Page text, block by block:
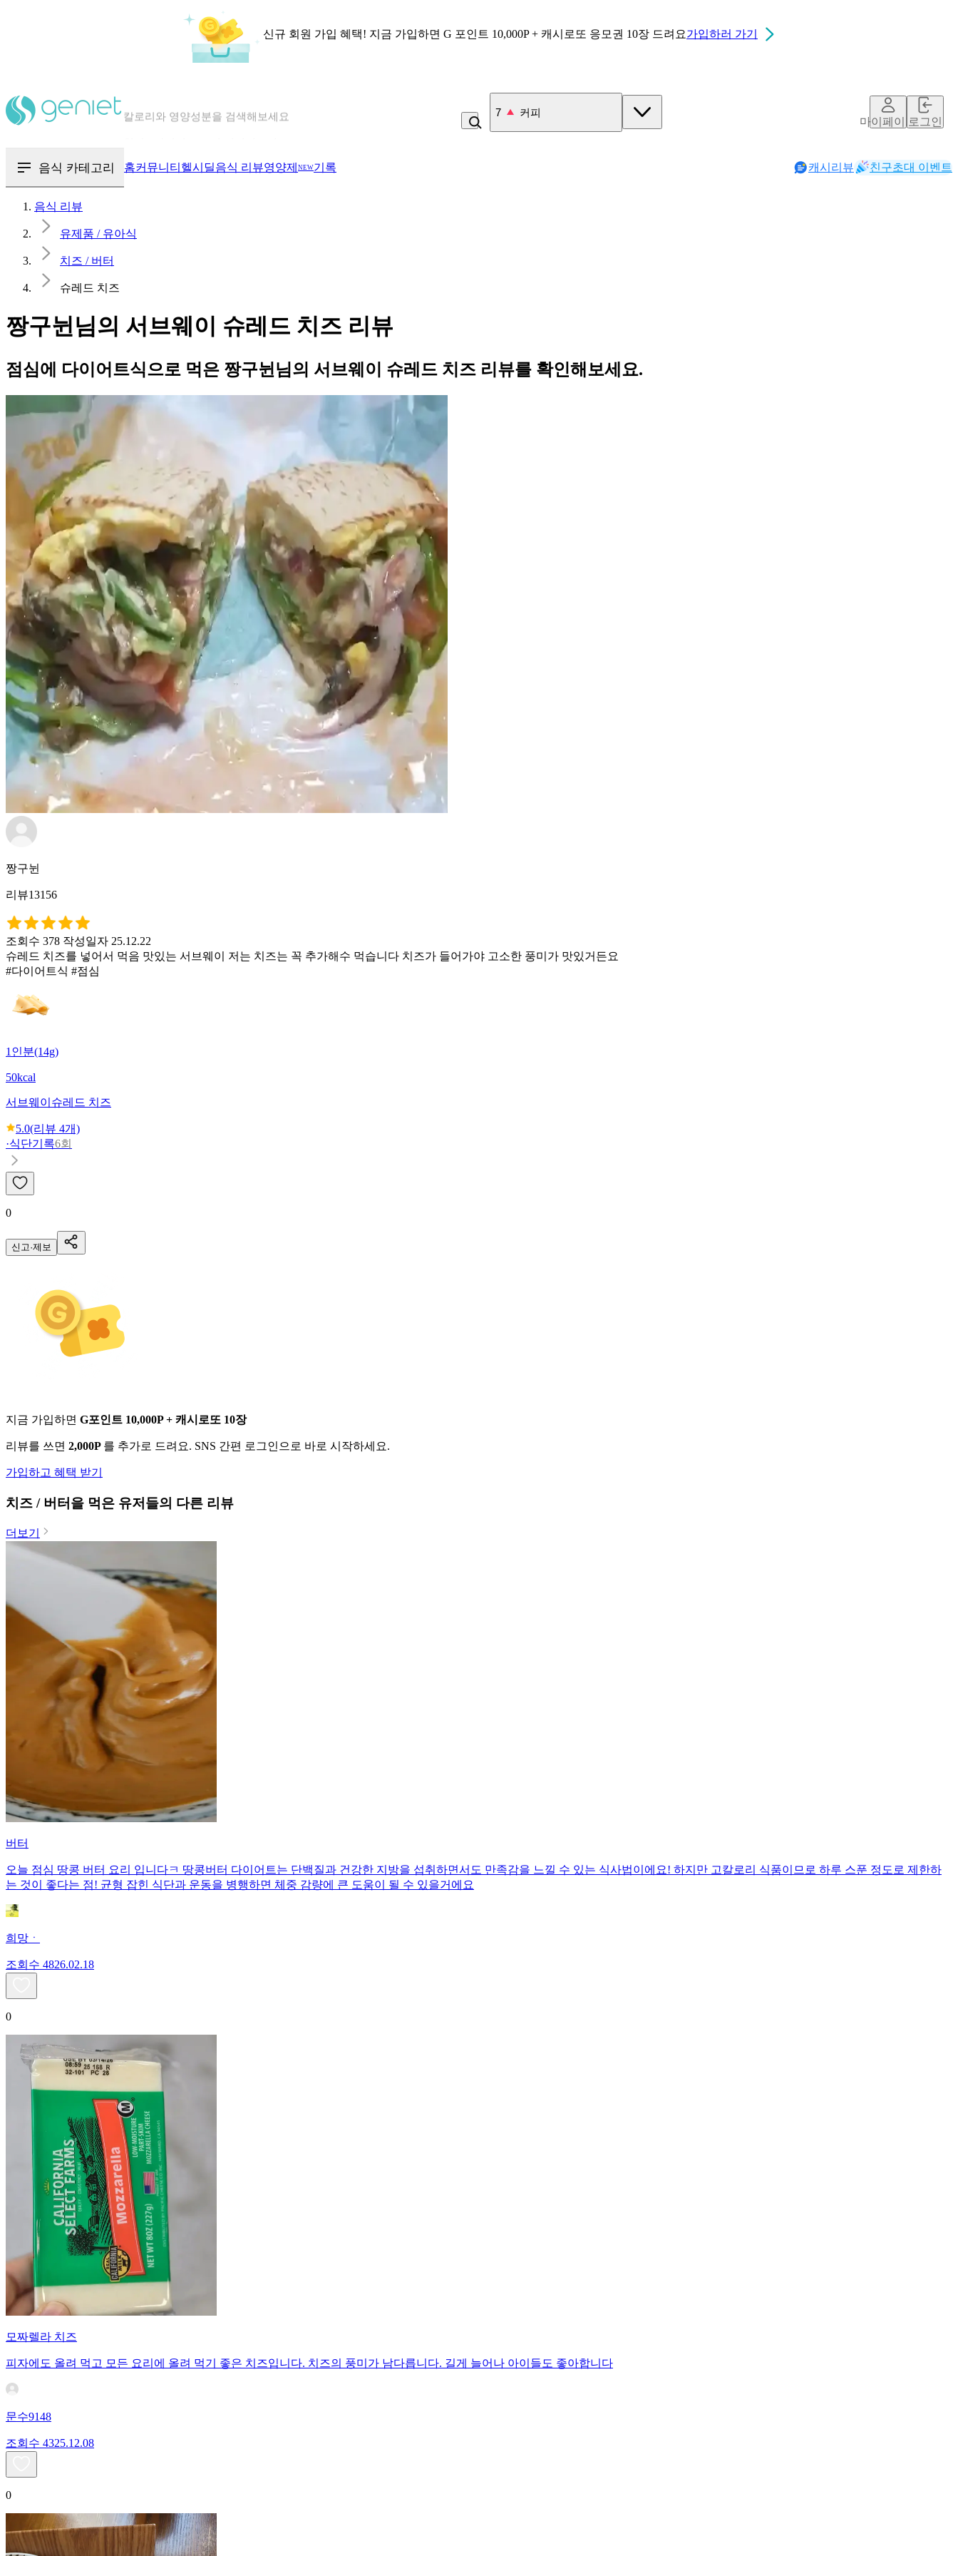
신규 회원 가입 혜택! 지금 가입하면 G 포인트 10,000P + 캐시로또 응모권 10장 드려요가입하러 가기
혈당 · 다이어트 음식 검색해보세요
8 백반
마이페이지로그인
음식 카테고리 홈커뮤니티 헬시딜음식 리뷰영양제 NEW기록 캐시리뷰 친구초대 이벤트
음식 리뷰
유제품 / 유아식
치즈 / 버터
슈레드 치즈
짱구뉜님의 서브웨이 슈레드 치즈 리뷰
점심에 다이어트식으로 먹은 짱구뉜님의 서브웨이 슈레드 치즈 리뷰를 확인해보세요.
짱구뉜
리뷰13156
조회수 378 작성일자 25.12.22
슈레드 치즈를 넣어서 먹음 맛있는 서브웨이 저는 치즈는 꼭 추가해수 먹습니다 치즈가 들어가야 고소한 풍미가 맛있거든요
#다이어트식 #점심
1인분(14g)
50kcal
서브웨이 슈레드 치즈
5.0(리뷰 4개)
·식단기록6회
0
신고·제보
지금 가입하면 G포인트 10,000P + 캐시로또 10장
리뷰를 쓰면 2,000P 를 추가로 드려요. SNS 간편 로그인으로 바로 시작하세요.
가입하고 혜택 받기
치즈 / 버터 을 먹은 유저들의 다른 리뷰
더보기
버터
오늘 점심 땅콩 버터 요리 입니다ㅋ 땅콩버터 다이어트는 단백질과 건강한 지방을 섭취하면서도 만족감을 느낄 수 있는 식사법이에요! 하지만 고칼로리 식품이므로 하루 스푼 정도로 제한하
는 것이 좋다는 점! 균형 잡힌 식단과 운동을 병행하면 체중 감량에 큰 도움이 될 수 있을거에요
희망ㆍ
조회수 4826.02.18
0
모짜렐라 치즈
피자에도 올려 먹고 모든 요리에 올려 먹기 좋은 치즈입니다. 치즈의 풍미가 남다릅니다. 길게 늘어나 아이들도 좋아합니다
문수9148
조회수 4325.12.08
0